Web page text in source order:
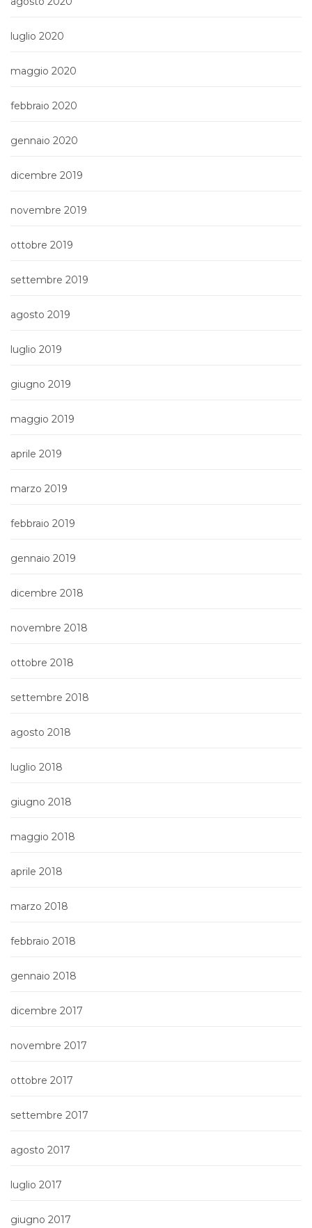
luglio 2020
maggio 2020
febbraio 2020
gennaio 2020
dicembre 2019
novembre 2019
ottobre 2019
settembre 2019
agosto 2019
luglio 2019
giugno 2019
maggio 2019
aprile 2019
marzo 2019
febbraio 2019
gennaio 2019
dicembre 2018
novembre 2018
ottobre 2018
settembre 2018
agosto 2018
luglio 2018
giugno 2018
maggio 2018
aprile 2018
marzo 2018
febbraio 2018
gennaio 2018
dicembre 2017
novembre 2017
ottobre 2017
settembre 2017
agosto 2017
luglio 2017
giugno 2017